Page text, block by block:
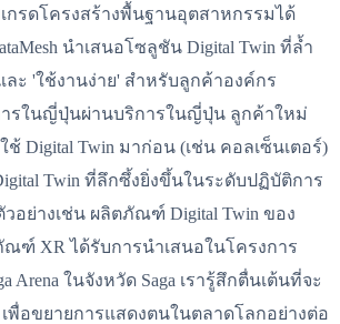
กรดโครงสร้างพื้นฐานอุตสาหกรรมได้
นำเสนอโซลูชัน Digital Twin ที่ล้ำ
ะ 'ใช้งานง่าย' สำหรับลูกค้าองค์กร
ารในญี่ปุ่นผ่านบริการในญี่ปุ่น ลูกค้าใหม่
Digital Twin มาก่อน (เช่น คอลเซ็นเตอร์)
Twin ที่ลึกซึ้งยิ่งขึ้นในระดับปฏิบัติการ
วอย่างเช่น ผลิตภัณฑ์ Digital Twin ของ
ณฑ์ XR ได้รับการนำเสนอในโครงการ
Arena ในจังหวัด Saga เรารู้สึกตื่นเต้นที่จะ
เพื่อขยายการแสดงตนในตลาดโลกอย่างต่อ